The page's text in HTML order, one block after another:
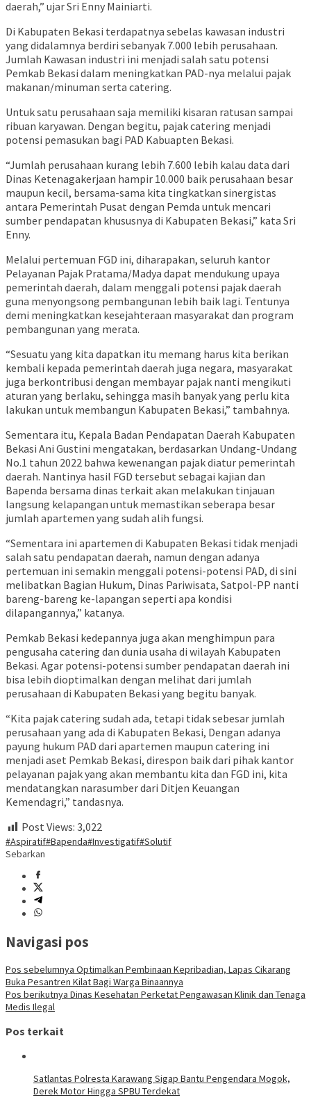
daerah,” ujar Sri Enny Mainiarti.
Di Kabupaten Bekasi terdapatnya sebelas kawasan industri
yang didalamnya berdiri sebanyak 7.000 lebih perusahaan.
Jumlah Kawasan industri ini menjadi salah satu potensi
Pemkab Bekasi dalam meningkatkan PAD-nya melalui pajak
makanan/minuman serta catering.
Untuk satu perusahaan saja memiliki kisaran ratusan sampai
ribuan karyawan. Dengan begitu, pajak catering menjadi
potensi pemasukan bagi PAD Kabuapten Bekasi.
“Jumlah perusahaan kurang lebih 7.600 lebih kalau data dari
Dinas Ketenagakerjaan hampir 10.000 baik perusahaan besar
maupun kecil, bersama-sama kita tingkatkan sinergistas
antara Pemerintah Pusat dengan Pemda untuk mencari
sumber pendapatan khususnya di Kabupaten Bekasi,” kata Sri
Enny.
Melalui pertemuan FGD ini, diharapakan, seluruh kantor
Pelayanan Pajak Pratama/Madya dapat mendukung upaya
pemerintah daerah, dalam menggali potensi pajak daerah
guna menyongsong pembangunan lebih baik lagi. Tentunya
demi meningkatkan kesejahteraan masyarakat dan program
pembangunan yang merata.
“Sesuatu yang kita dapatkan itu memang harus kita berikan
kembali kepada pemerintah daerah juga negara, masyarakat
juga berkontribusi dengan membayar pajak nanti mengikuti
aturan yang berlaku, sehingga masih banyak yang perlu kita
lakukan untuk membangun Kabupaten Bekasi,” tambahnya.
Sementara itu, Kepala Badan Pendapatan Daerah Kabupaten
Bekasi Ani Gustini mengatakan, berdasarkan Undang-Undang
No.1 tahun 2022 bahwa kewenangan pajak diatur pemerintah
daerah. Nantinya hasil FGD tersebut sebagai kajian dan
Bapenda bersama dinas terkait akan melakukan tinjauan
langsung kelapangan untuk memastikan seberapa besar
jumlah apartemen yang sudah alih fungsi.
“Sementara ini apartemen di Kabupaten Bekasi tidak menjadi
salah satu pendapatan daerah, namun dengan adanya
pertemuan ini semakin menggali potensi-potensi PAD, di sini
melibatkan Bagian Hukum, Dinas Pariwisata, Satpol-PP nanti
bareng-bareng ke-lapangan seperti apa kondisi
dilapangannya,” katanya.
Pemkab Bekasi kedepannya juga akan menghimpun para
pengusaha catering dan dunia usaha di wilayah Kabupaten
Bekasi. Agar potensi-potensi sumber pendapatan daerah ini
bisa lebih dioptimalkan dengan melihat dari jumlah
perusahaan di Kabupaten Bekasi yang begitu banyak.
“Kita pajak catering sudah ada, tetapi tidak sebesar jumlah
perusahaan yang ada di Kabupaten Bekasi, Dengan adanya
payung hukum PAD dari apartemen maupun catering ini
menjadi aset Pemkab Bekasi, direspon baik dari pihak kantor
pelayanan pajak yang akan membantu kita dan FGD ini, kita
mendatangkan narasumber dari Ditjen Keuangan
Kemendagri,” tandasnya.
Post Views: 3,022
#Aspiratif#Bapenda#Investigatif#Solutif
Sebarkan
Navigasi pos
Pos sebelumnya Optimalkan Pembinaan Kepribadian, Lapas Cikarang
Buka Pesantren Kilat Bagi Warga Binaannya
Pos berikutnya Dinas Kesehatan Perketat Pengawasan Klinik dan Tenaga
Medis Ilegal
Pos terkait
Satlantas Polresta Karawang Sigap Bantu Pengendara Mogok,
Derek Motor Hingga SPBU Terdekat